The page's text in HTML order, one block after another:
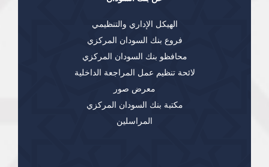
الهيكل الإداري والتنظيمي
فروع بنك السودان المركزي
محافظو بنك السودان المركزي
لائحة تنظيم عمل المراجعة الداخلية
معرض صور
مكتبة بنك السودان المركزي
المراسلين